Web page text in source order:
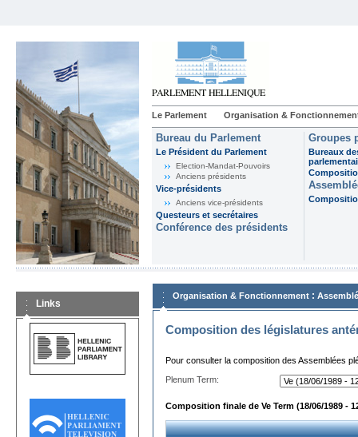
Le Parlement Organisation &
Bureau du Parlement
Le Président du Parlement
Election-Mandat-Pouvoirs
Anciens présidents
Vice-présidents
Anciens vice-présidents
Questeurs et secrétaires
Conférence des présidents
Groupes
Bureaux
Links
Organisation & Fonctionnement :
Composition des législatures
Pour consulter la composition des Assemblées
Plenum Term:
Composition finale de Ve Term (18/06/1989 -